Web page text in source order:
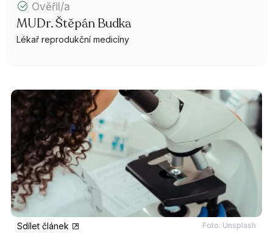
Ověřil/a
MUDr. Štěpán Budka
Lékař reprodukční medicíny
Sdílet článek Foto: Unsplash